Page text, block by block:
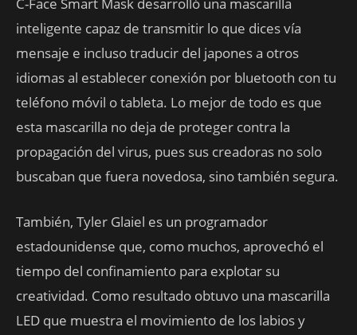
inteligente capaz de transmitir lo que dices vía
mensaje e incluso traducir del japones a otros
idiomas al establecer conexión por bluetooth con tu
teléfono móvil o tableta. Lo mejor de todo es que
esta mascarilla no deja de proteger contra la
propagación del virus, pues sus creadoras no solo
buscaban que fuera novedosa, sino también segura.
También, Tyler Glaiel es un programador
estadounidense que, como muchos, aprovechó el
tiempo del confinamiento para explotar su
creatividad. Como resultado obtuvo una mascarilla
LED que muestra el movimiento de los labios y